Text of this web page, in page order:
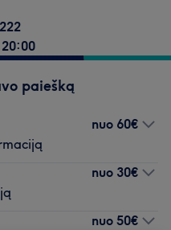
paiešką
nuo 60€
nuo 30€
nuo 50€